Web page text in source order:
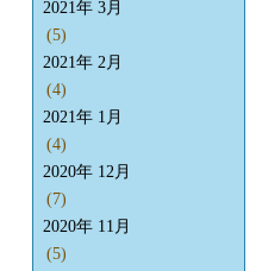
2021年 3月
(5)
2021年 2月
(4)
2021年 1月
(4)
2020年 12月
(7)
2020年 11月
(5)